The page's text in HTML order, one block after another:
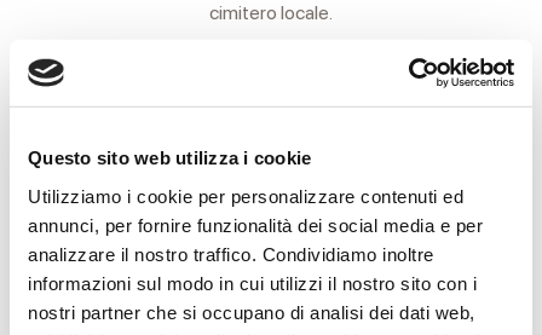
Questo sito web utilizza i cookie
Utilizziamo i cookie per personalizzare contenuti ed
annunci, per fornire funzionalità dei social media e per
analizzare il nostro traffico. Condividiamo inoltre
informazioni sul modo in cui utilizzi il nostro sito con i
nostri partner che si occupano di analisi dei dati web,
cimitero locale.
Non fiori, ma eventuali offerte a Fondazione Madonna
dell’Uliveto Onlus oppure a Casa Cervi Luigi.
Si ringraziano anticipatamente coloro che interverranno alla
cerimonia.
Il Santo Rosario sarà recitato Sabato 22 alle ore 20.30
presso la Pieve di Albinea.